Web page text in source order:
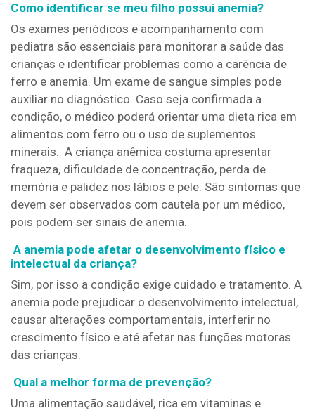
Como identificar se meu filho possui anemia?
Os exames periódicos e acompanhamento com
pediatra são essenciais para monitorar a saúde das
crianças e identificar problemas como a carência de
ferro e anemia. Um exame de sangue simples pode
auxiliar no diagnóstico. Caso seja confirmada a
condição, o médico poderá orientar uma dieta rica em
alimentos com ferro ou o uso de suplementos
minerais. A criança anêmica costuma apresentar
fraqueza, dificuldade de concentração, perda de
memória e palidez nos lábios e pele. São sintomas que
devem ser observados com cautela por um médico,
pois podem ser sinais de anemia.
A anemia pode afetar o desenvolvimento físico e
intelectual da criança?
Sim, por isso a condição exige cuidado e tratamento. A
anemia pode prejudicar o desenvolvimento intelectual,
causar alterações comportamentais, interferir no
crescimento físico e até afetar nas funções motoras
das crianças.
Qual a melhor forma de prevenção?
Uma alimentação saudável, rica em vitaminas e